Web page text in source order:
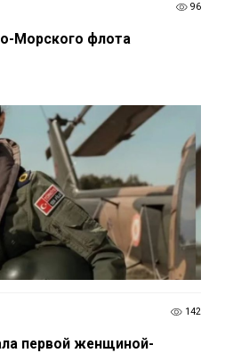
96
Морского флота
142
первой женщиной-